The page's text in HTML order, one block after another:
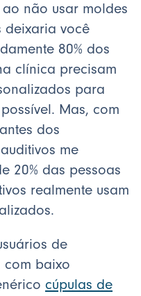
não usar moldes
deixaria você
80% dos
clínica precisam
para
Mas, com
dos
me
20% das pessoas
realmente usam
de
com baixo
cúpulas de